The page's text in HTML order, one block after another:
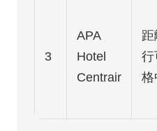
3
APA
Hotel
Centrair
行
格